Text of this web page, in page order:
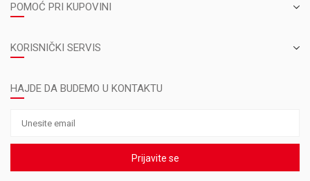
POMOĆ PRI KUPOVINI
KORISNIČKI SERVIS
HAJDE DA BUDEMO U KONTAKTU
Prijavite se